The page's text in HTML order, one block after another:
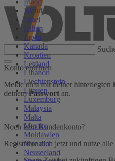
Irland
Island
Israel
Italien
Japan
Kanada
Kroatien
Lettland
Libanon
Liechtenstein
Litauen
Luxemburg
Malaysia
Malta
Mexiko
Moldawien
Monaco
Neuseeland
Konto eröffnen
Melde dich mit deiner hinterlegten
deinemPasswort an.
Noch kein Kundenkonto?
Registriere dich jetzt und nutze alle